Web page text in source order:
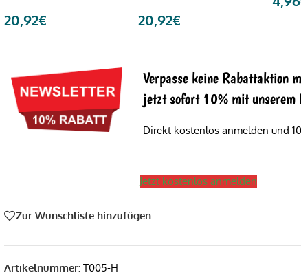
20,92€ 20,92€
Verpasse keine Rabattaktion
jetzt sofort 10% mit unserem
Direkt kostenlos anmelden und
Jetzt kostenlos anmelden
Zur Wunschliste hinzufügen
Artikelnummer: T005-H